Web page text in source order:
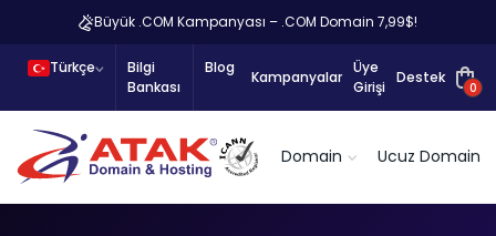
Büyük .COM Kampanyası – .COM Domain 7,99$!
Türkçe
Bilgi
Bankası
Blog
Kampanyalar
Üye
Girişi
Destek
0
Domain Ucuz Domain